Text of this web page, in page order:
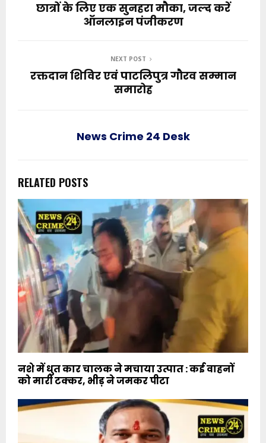
छात्रों के लिए एक सुनहरा मौका, जल्द करें
ऑनलाइन पंजीकरण
NEXT POST
रक्तदान शिविर एवं पाटलिपुत्र गौरव सम्मान
समारोह
News Crime 24 Desk
RELATED POSTS
नशे में धुत कार चालक ने मचाया उत्पात : कई वाहनों
को मारी टक्कर, भीड़ ने जमकर पीटा